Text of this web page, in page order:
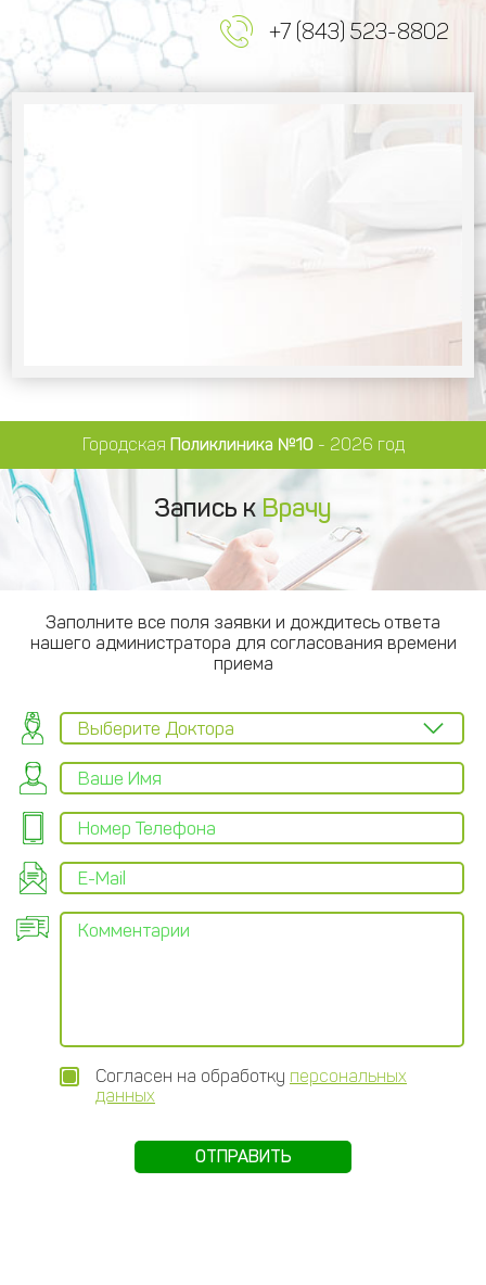
+7 (843) 523-8802
Городская Поликлиника №10 - 2026 год
Запись кВрачу
Заполните все поля заявки и дождитесь ответа
нашего администратора для согласования времени
приема
Согласен на обработку персональных
данных